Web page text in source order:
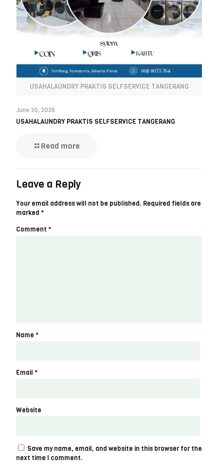
USAHALAUNDRY PRAKTIS SELFSERVICE TANGERANG
June 30, 2026
USAHALAUNDRY PRAKTIS SELFSERVICE TANGERANG
Read more
Leave a Reply
Your email address will not be published. Required fields are
marked *
Comment *
Name *
Email *
Website
Save my name, email, and website in this browser for the
next time I comment.